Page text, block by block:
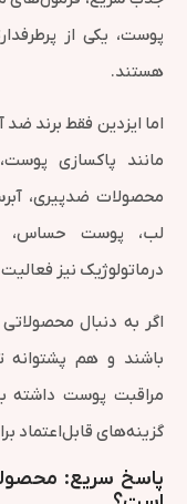
پوست، یکی از
هستند.
اما ایزدین فقط برند
مانند پاکسازی
محصولات ضدپیری،
لب، پوست حساس،
درماتولوژیک نیز فعالیت
اگر به دنبال
باشند و هم
مراقبت پوست داشته
گزینه‌های قابل‌اعتماد
پاسخ سریع: